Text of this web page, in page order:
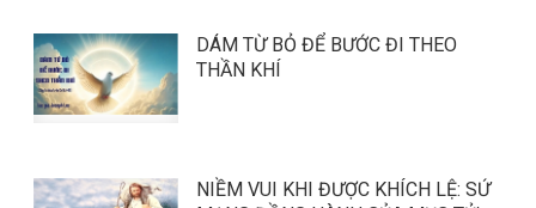
DÁM TỪ BỎ ĐỂ BƯỚC ĐI THEO
THẦN KHÍ
NIỀM VUI KHI ĐƯỢC KHÍCH LỆ: SỨ